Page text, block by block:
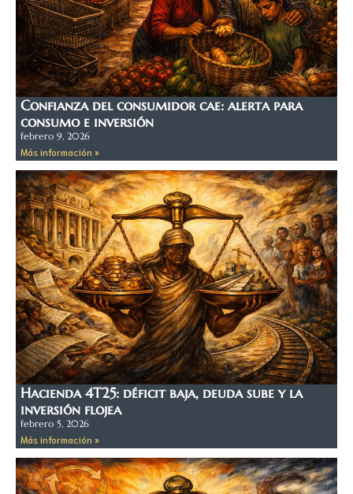
Confianza del consumidor cae: alerta para
consumo e inversión
febrero 9, 2026
Más información »
Hacienda 4T25: déficit baja, deuda sube y la
inversión flojea
febrero 5, 2026
Más información »